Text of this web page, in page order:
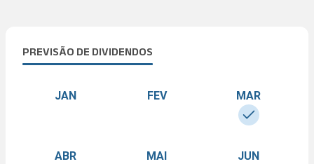
PREVISÃO DE DIVIDENDOS
JAN FEV MAR
ABR MAI JUN